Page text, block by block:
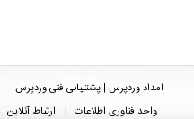
امداد وردپرس | پشتیبانی فنی وردپرس
واحد فناوری اطلاعات
ارتباط آنلاین